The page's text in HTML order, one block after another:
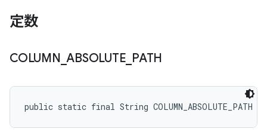
定数
COLUMN _ABSOLUTE PATH
public static final String COLUMN_ABSOLUTE_PATH